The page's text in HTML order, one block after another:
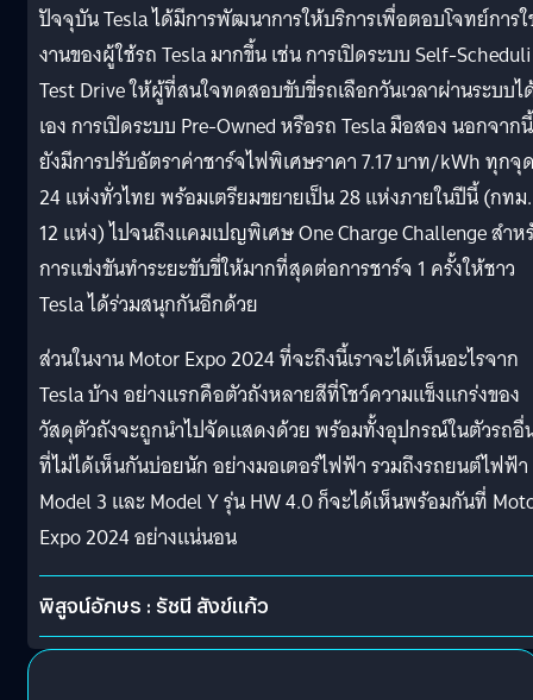
ปัจจุบัน Tesla ได้มีการพัฒนาการให้บริการเพื่อตอบโจทย์การ
งานของผู้ใช้รถ Tesla มากขึ้น เช่น การเปิดระบบ Self-
Test Drive ให้ผู้ที่สนใจทดสอบขับขี่รถเลือกวันเวลาผ่านระบบไ
เอง การเปิดระบบ Pre-Owned หรือรถ Tesla มือสอง นอกจากนี้
ยังมีการปรับอัตราค่าชาร์จไฟพิเศษราคา 7.17 บาท/kWh ทุกจุ
24 แห่งทั่วไทย พร้อมเตรียมขยายเป็น 28 แห่งภายในปีนี้ (กทม
12 แห่ง) ไปจนถึงแคมเปญพิเศษ One Charge Challenge สำห
การแข่งขันทำระยะขับขี่ให้มากที่สุดต่อการชาร์จ 1 ครั้งให้ชาว
Tesla ได้ร่วมสนุกกันอีกด้วย
ส่วนในงาน Motor Expo 2024 ที่จะถึงนี้เราจะได้เห็นอะไรจาก
Tesla บ้าง อย่างแรกคือตัวถังหลายสีที่โชว์ความแข็งแกร่งของ
วัสดุตัวถังจะถูกนำไปจัดแสดงด้วย พร้อมทั้งอุปกรณ์ในตัวรถอื่
ที่ไม่ได้เห็นกันบ่อยนัก อย่างมอเตอร์ไฟฟ้า รวมถึงรถยนต์ไฟฟ้า
Model 3 และ Model Y รุ่น HW 4.0 ก็จะได้เห็นพร้อมกันที่
Expo 2024 อย่างแน่นอน
พิสูจน์อักษร : รัชนี สังข์แก้ว